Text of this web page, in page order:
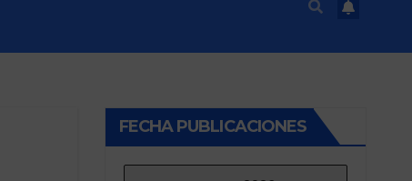
FECHA PUBLICACIONES